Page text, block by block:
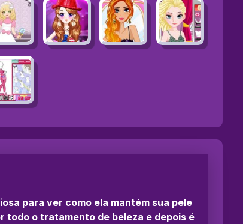
para ver como ela mantém sua pele
todo o tratamento de beleza e depois é